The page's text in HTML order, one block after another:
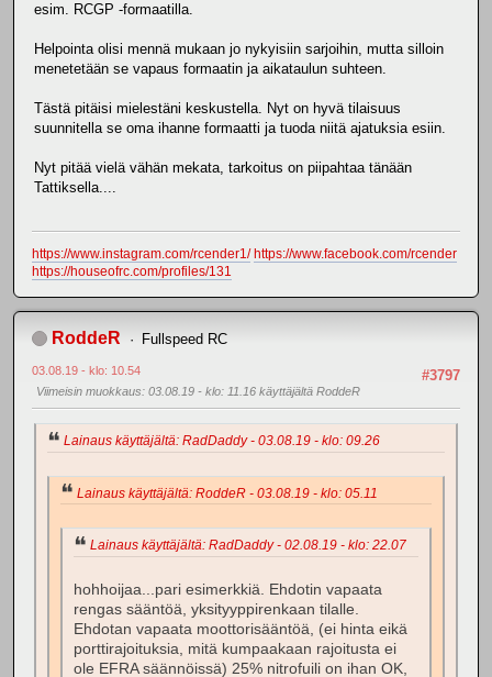
esim. RCGP -formaatilla.
Helpointa olisi mennä mukaan jo nykyisiin sarjoihin, mutta silloin
menetetään se vapaus formaatin ja aikataulun suhteen.
Tästä pitäisi mielestäni keskustella. Nyt on hyvä tilaisuus
suunnitella se oma ihanne formaatti ja tuoda niitä ajatuksia esiin.
Nyt pitää vielä vähän mekata, tarkoitus on piipahtaa tänään
Tattiksella....
https://www.instagram.com/rcender1/ https://www.facebook.com/rcender
https://houseofrc.com/profiles/131
RoddeR Fullspeed RC
#3797
03.08.19 - klo: 10.54
Viimeisin muokkaus: 03.08.19 - klo: 11.16 käyttäjältä RoddeR
Lainaus käyttäjältä: RadDaddy - 03.08.19 - klo: 09.26
Lainaus käyttäjältä: RoddeR - 03.08.19 - klo: 05.11
Lainaus käyttäjältä: RadDaddy - 02.08.19 - klo: 22.07
hohhoijaa...pari esimerkkiä. Ehdotin vapaata
rengas sääntöä, yksityyppirenkaan tilalle.
Ehdotan vapaata moottorisääntöä, (ei hinta eikä
porttirajoituksia, mitä kumpaakaan rajoitusta ei
ole EFRA säännöissä) 25% nitrofuili on ihan OK,